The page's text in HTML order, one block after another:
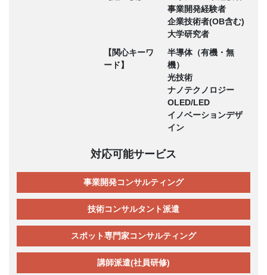
事業開発経験者
企業技術者(OB含む)
大学研究者
【関心キーワ
ード】
半導体（有機・無
機）
光技術
ナノテクノロジー
OLED/LED
イノベーションデザ
イン
対応可能サービス
事業開発コンサルティング
技術コンサルタント派遣
スポット専門家コンサルティング
講師派遣(社員研修)